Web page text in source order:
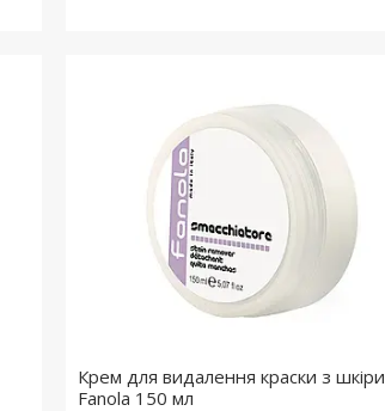
Крем для видалення краски з шкіри
Fanola 150 мл